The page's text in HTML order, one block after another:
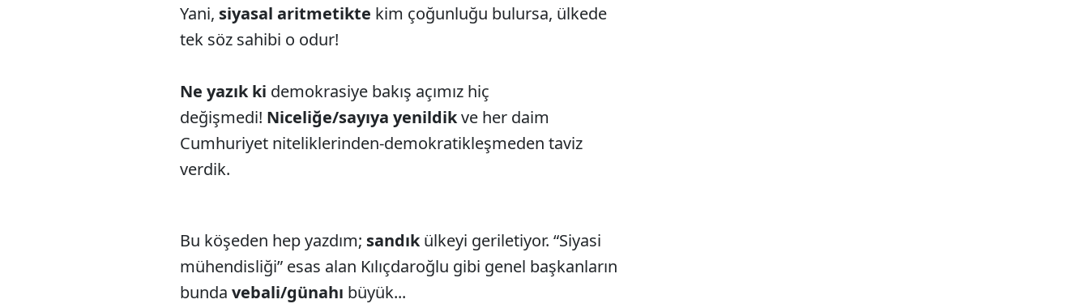
Yani, siyasal aritmetikte kim çoğunluğu bulursa, ülkede
tek söz sahibi o odur!
Ne yazık ki demokrasiye bakış açımız hiç
değişmedi! Niceliğe/sayıya yenildikve her daim
Cumhuriyet niteliklerinden-demokratikleşmeden taviz
verdik.
Bu köşeden hep yazdım; sandıkülkeyi geriletiyor. “Siyasi
mühendisliği” esas alan Kılıçdaroğlu gibi genel başkanların
bunda vebali/günahı büyük...